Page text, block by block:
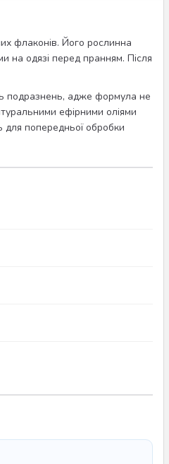
флаконів. Його рослинна
на одязі перед пранням. Після
подразнень, адже формула не
ефірними оліями
для попередньої обробки